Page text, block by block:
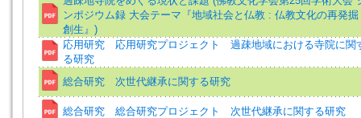
ンポジウム録 大会テーマ『地域社会と仏教 : 仏教文化の再発掘
創生』)
応用研究 応用研究プロジェクト 過疎地域における寺院に関
る研究
総合研究 次世代継承に関する研究
総合研究 総合研究プロジェクト 次世代継承に関する研究